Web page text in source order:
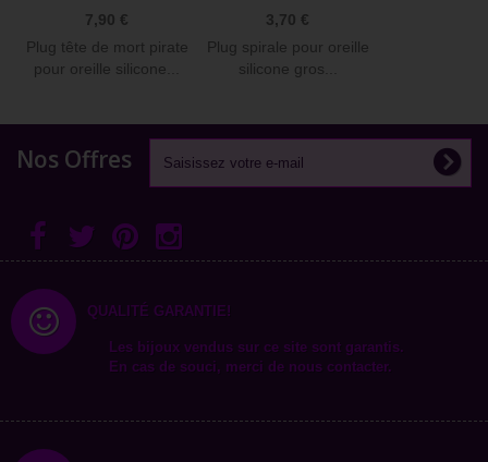
7,90 €
Plug tête de mort pirate
pour oreille silicone...
3,70 €
Plug spirale pour oreille
silicone gros...
Nos Offres
QUALITÉ GARANTIE!
Les bijoux vendus sur ce site sont garantis.
En cas de souci, merci de nous contacter.